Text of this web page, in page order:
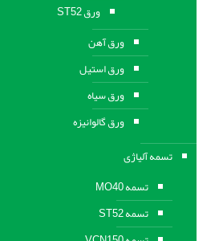
ورق ST52
ورق آهن
ورق استیل
ورق سیاه
ورق گالوانیزه
تسمه آلیاژی
تسمه MO40
تسمه ST52